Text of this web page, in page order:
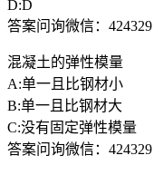
D:D
答案问询微信：424329
混凝土的弹性模量
A:单一且比钢材小
B:单一且比钢材大
C:没有固定弹性模量
答案问询微信：424329